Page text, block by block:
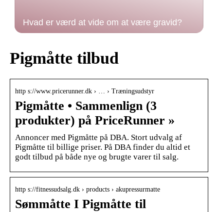
Hvad er værd at vide om at være gravid?
Pigmåtte tilbud
http s://www.pricerunner.dk › … › Træningsudstyr
Pigmåtte • Sammenlign (3
produkter) på PriceRunner »
Annoncer med Pigmåtte på DBA. Stort udvalg af
Pigmåtte til billige priser. På DBA finder du altid et
godt tilbud på både nye og brugte varer til salg.
http s://fitnessudsalg.dk › products › akupressurmatte
Sømmåtte I Pigmåtte til